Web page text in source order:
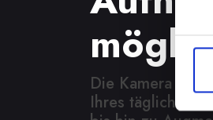
Die Kamera
Ihres täglichen